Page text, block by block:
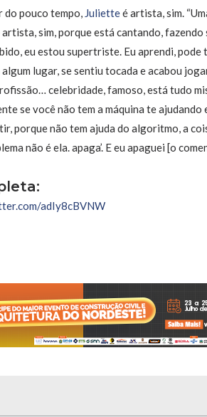
do pouco tempo, Julietteé artista, sim.
sim, porque está cantando,
eu estou supertriste. Eu aprendi, pode
lugar, se sentiu tocada e acabou
celebridade, famoso, está tudo
se você não tem a máquina te
porque não tem ajuda do algoritmo, a
não é ela. apaga’. E eu apaguei [o
adIy8cBVNW